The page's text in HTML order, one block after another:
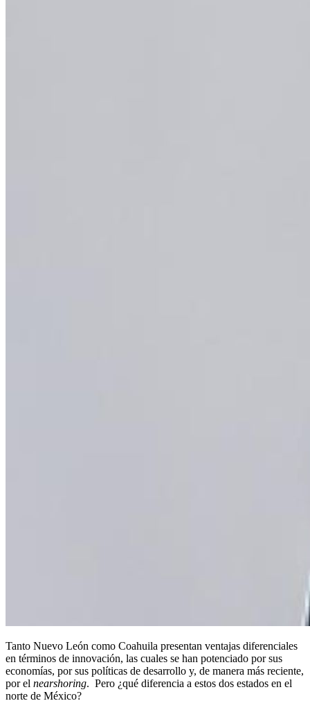
Tanto Nuevo León como Coahuila presentan ventajas diferenciales
en términos de innovación, las cuales se han potenciado por sus
economías, por sus políticas de desarrollo y, de manera más reciente,
por el nearshoring. Pero ¿qué diferencia a estos dos estados en el
norte de México?